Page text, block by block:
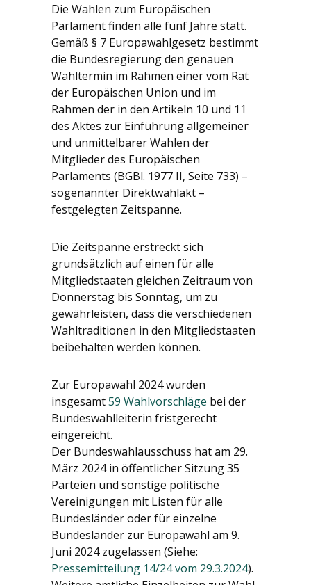
Die Wahlen zum Europäischen
Parlament finden alle fünf Jahre statt.
Gemäß § 7 Europawahlgesetz bestimmt
die Bundesregierung den genauen
Wahltermin im Rahmen einer vom Rat
der Europäischen Union und im
Rahmen der in den Artikeln 10 und 11
des Aktes zur Einführung allgemeiner
und unmittelbarer Wahlen der
Mitglieder des Europäischen
Parlaments (BGBl. 1977 II, Seite 733) –
sogenannter Direktwahlakt –
festgelegten Zeitspanne.
Die Zeitspanne erstreckt sich
grundsätzlich auf einen für alle
Mitgliedstaaten gleichen Zeitraum von
Donnerstag bis Sonntag, um zu
gewährleisten, dass die verschiedenen
Wahltraditionen in den Mitgliedstaaten
beibehalten werden können.
Zur Europawahl 2024 wurden
insgesamt59 Wahlvorschläge bei der
Bundeswahlleiterin fristgerecht
eingereicht.
Der Bundeswahlausschuss hat am 29.
März 2024 in öffentlicher Sitzung 35
Parteien und sonstige politische
Vereinigungen mit Listen für alle
Bundesländer oder für einzelne
Bundesländer zur Europawahl am 9.
Juni 2024 zugelassen (Siehe:
Pressemitteilung 14/24 vom 29.3.2024).